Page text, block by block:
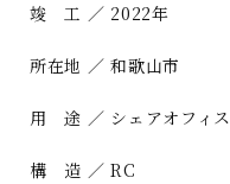
竣 工 ／ 2022年
所在地 ／ 和歌山市
用 途 ／ シェアオフィス
構 造 ／ RC